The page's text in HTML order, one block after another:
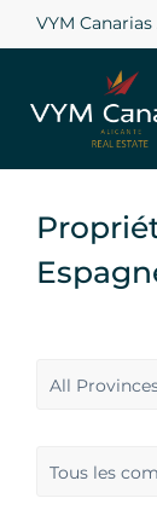
VYM
All
Tous les